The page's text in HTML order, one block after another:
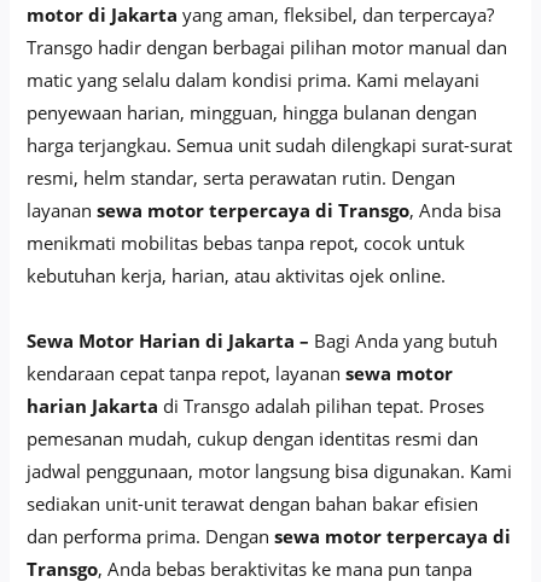
motor di Jakarta yang aman, fleksibel, dan terpercaya?
Transgo hadir dengan berbagai pilihan motor manual dan
matic yang selalu dalam kondisi prima. Kami melayani
penyewaan harian, mingguan, hingga bulanan dengan
harga terjangkau. Semua unit sudah dilengkapi surat-surat
resmi, helm standar, serta perawatan rutin. Dengan
layanansewa motor terpercaya di Transgo, Anda bisa
menikmati mobilitas bebas tanpa repot, cocok untuk
kebutuhan kerja, harian, atau aktivitas ojek online.
Sewa Motor Harian di Jakarta – Bagi Anda yang butuh
kendaraan cepat tanpa repot, layanansewa motor
harian Jakarta di Transgo adalah pilihan tepat. Proses
pemesanan mudah, cukup dengan identitas resmi dan
jadwal penggunaan, motor langsung bisa digunakan. Kami
sediakan unit-unit terawat dengan bahan bakar efisien
dan performa prima. Dengansewa motor terpercaya di
Transgo, Anda bebas beraktivitas ke mana pun tanpa